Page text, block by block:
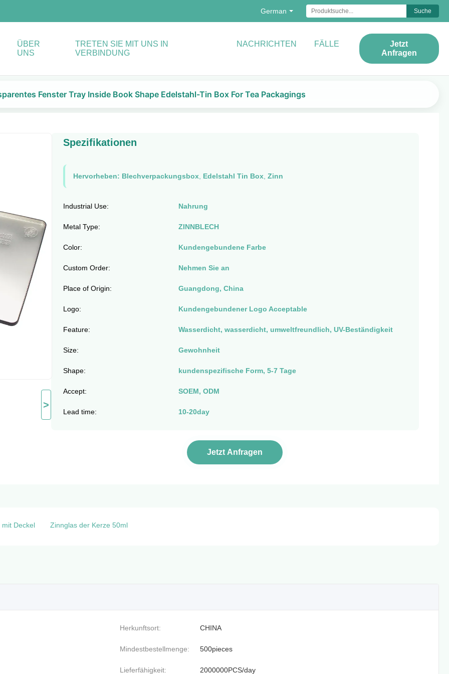
German Suche
ÜBER
UNS
TRETEN SIE MIT UNS IN
VERBINDUNG
NACHRICHTEN FÄLLE
Jetzt
Anfragen
Fenster Tray Inside Book Shape Edelstahl-Tin Box For Tea Packagings
>
Spezifikationen
Hervorheben: Blechverpackungsbox, Edelstahl Tin Box, Zinn
Industrial Use: Nahrung
Metal Type: ZINNBLECH
Color: Kundengebundene Farbe
Custom Order: Nehmen Sie an
Place of Origin: Guangdong, China
Logo: Kundengebundener Logo Acceptable
Feature: Wasserdicht, wasserdicht, umweltfreundlich, UV-Beständigkeit
Size: Gewohnheit
Shape: kundenspezifische Form, 5-7 Tage
Accept: SOEM, ODM
Lead time: 10-20day
Jetzt Anfragen
Deckel Zinnglas der Kerze 50ml
Herkunftsort: CHINA
Mindestbestellmenge: 500pieces
Lieferfähigkeit: 2000000PCS/day